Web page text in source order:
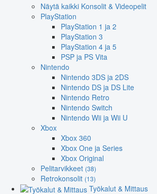
Näytä kaikki Konsolit & Videopelit
PlayStation
PlayStation 1 ja 2
PlayStation 3
PlayStation 4 ja 5
PSP ja PS Vita
Nintendo
Nintendo 3DS ja 2DS
Nintendo DS ja DS Lite
Nintendo Retro
Nintendo Switch
Nintendo Wii ja Wii U
Xbox
Xbox 360
Xbox One ja Series
Xbox Original
Pelitarvikkeet (38)
Retrokonsolit (13)
Työkalut & Mittaus